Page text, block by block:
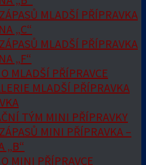
MLADŠÍ PŘÍPRAVKA
„C“
MLADŠÍ PŘÍPRAVKA
„F“
MLADŠÍ PŘÍPRAVCE
MLADŠÍ PŘÍPRAVKA
TÝM MINI PŘÍPRAVKY
MINI PŘÍPRAVKA –
„B“
MINI PŘÍPRAVCE